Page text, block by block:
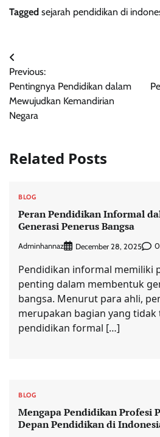
Tagged sejarah pendidikan di
Post
navigation
Previous:
Pentingnya Pendidikan dalam
Mewujudkan Kemandirian
Negara
Related Posts
BLOG
Peran Pendidikan Informal
Generasi Penerus Bangsa
Adminhannaz December 28, 2025 0
Pendidikan informal memiliki
penting dalam membentuk
bangsa. Menurut para ahli,
merupakan bagian yang
pendidikan formal […]
BLOG
Mengapa Pendidikan Profesi
Depan Pendidikan di